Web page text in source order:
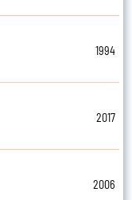
1994
2017
2006